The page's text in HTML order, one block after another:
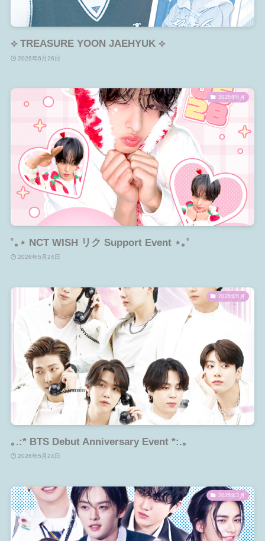
⟡ TREASURE YOON JAEHYUK ⟡
2026年6月26日
2026年6月
˚｡⋆ NCT WISH リク Support Event ⋆｡˚
2026年5月24日
2026年6月
｡.:* BTS Debut Anniversary Event *:.｡
2026年5月24日
2026年3月